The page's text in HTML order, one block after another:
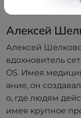
Алексей
Алексей
вдохновитель
OS. Имея
ание, он
о, где людям
имея крупное